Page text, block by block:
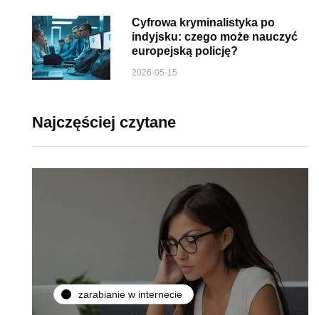
Cyfrowa kryminalistyka po
indyjsku: czego może nauczyć
europejską policję?
2026-05-15
Najczęściej czytane
zarabianie w internecie